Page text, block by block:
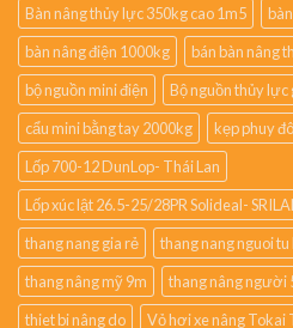
Bàn nâng thủy lực 350kg cao 1m5
bàn nâng điện 1000kg
bán bàn nâng
bộ nguồn mini điện
Bộ nguồn thủy lực
cẩu mini bằng tay 2000kg
kẹp phuy
Lốp 700-12 DunLop- Thái Lan
Lốp xúc lật 26.5-25/28PR Solideal-
thang nang gia rẻ
thang nang nguoi tu
thang nâng mỹ 9m
thang nâng người
thiet bi nâng do
Vỏ hơi xe nâng Tokai